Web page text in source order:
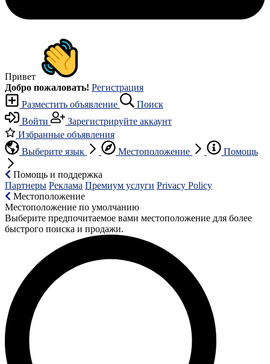
Привет
Добро пожаловать! Регистрация
Разместить объявление
Поиск
Войти
Зарегистрируйте аккаунт
Избранные объявления
Выберите язык
Местоположение Помощь
Помощь и поддержка
Партнеры Реклама Премиум услуги Privacy Policy
Местоположение
Местоположение по умолчанию
Выберите предпочитаемое вами местоположение для более
быстрого поиска и продажи.